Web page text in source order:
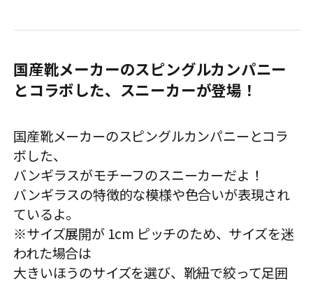
国産靴メーカーのスピングルカンパニー
とコラボした、スニーカーが登場！
国産靴メーカーのスピングルカンパニーとコラ
ボした、
バンギラスがモチーフのスニーカーだよ！
バンギラスの特徴的な模様や色合いが表現され
ているよ。
※サイズ展開が 1cm ピッチのため、サイズを迷
われた場合は
大きいほうのサイズを選び、靴紐で絞って足囲